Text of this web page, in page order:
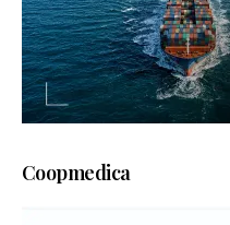
Coopmedica